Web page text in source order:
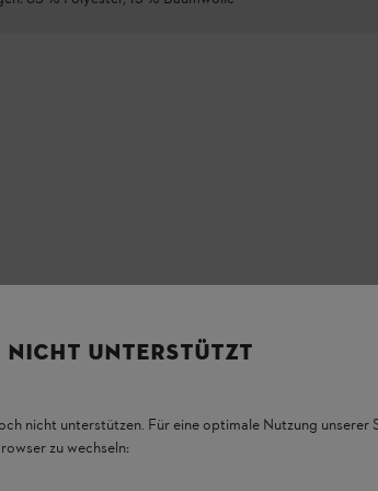
NICHT UNTERSTÜTZT
nicht unterstützen. Für eine optimale Nutzung unserer
zu wechseln: